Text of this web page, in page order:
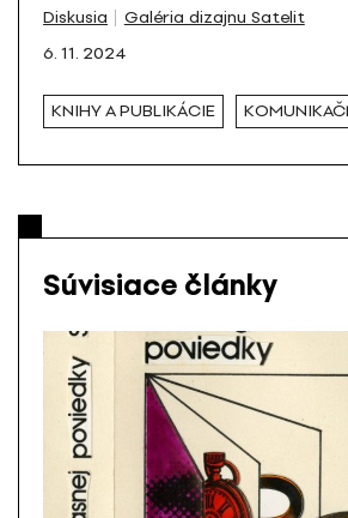
Diskusia
Galéria dizajnu Satelit
6. 11. 2024
KNIHY A PUBLIKÁCIE
Súvisiace články